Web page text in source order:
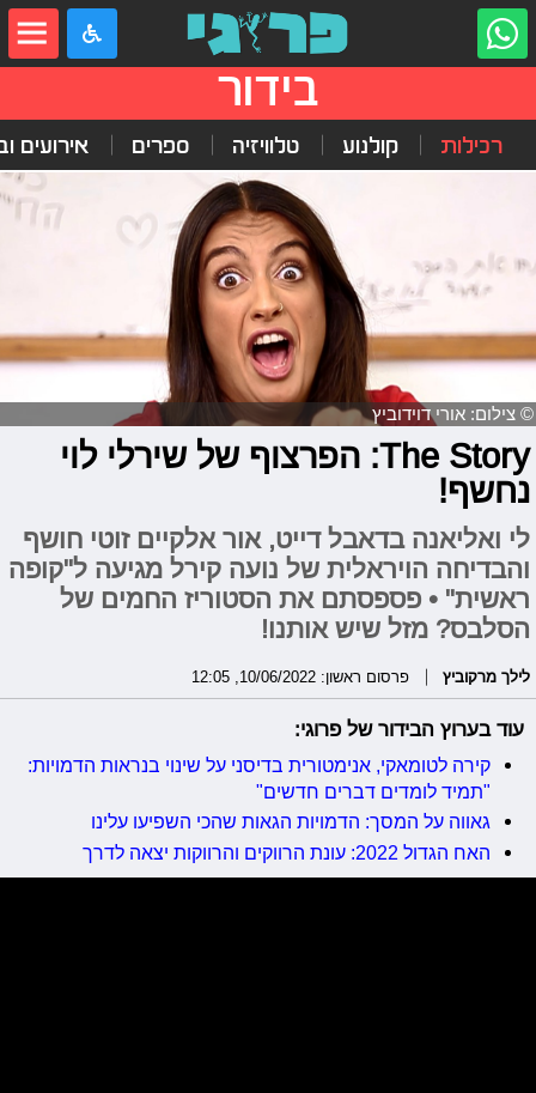
בידור
רכילות קולנוע טלוויזיה ספרים אירועים
© צילום: אורי דוידוביץ
The Story: הפרצוף של שירלי לוי
נחשף!
לי ואליאנה בדאבל דייט, אור אלקיים זוטי חושף
והבדיחה הויראלית של נועה קירל מגיעה ל"קופה
ראשית" • פספסתם את הסטוריז החמים של
הסלבס? מזל שיש אותנו!
לילך מרקוביץ פרסום ראשון: 10/06/2022, 12:05
עוד בערוץ הבידור של פרוגי:
קירה לטומאקי, אנימטורית בדיסני על שינוי בנראות הדמויות:
"תמיד לומדים דברים חדשים"
גאווה על המסך: הדמויות הגאות שהכי השפיעו עלינו
האח הגדול 2022: עונת הרווקים והרווקות יצאה לדרך